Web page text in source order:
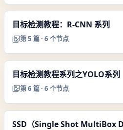
目标检测教程：R-CNN 系列
第5 篇 · 6 个节点
目标检测教程系列之YOLO系列
第6 篇 · 6 个节点
SSD（Single Shot MultiBox